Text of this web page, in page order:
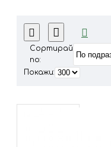
Сортирай
по:
Покажи: